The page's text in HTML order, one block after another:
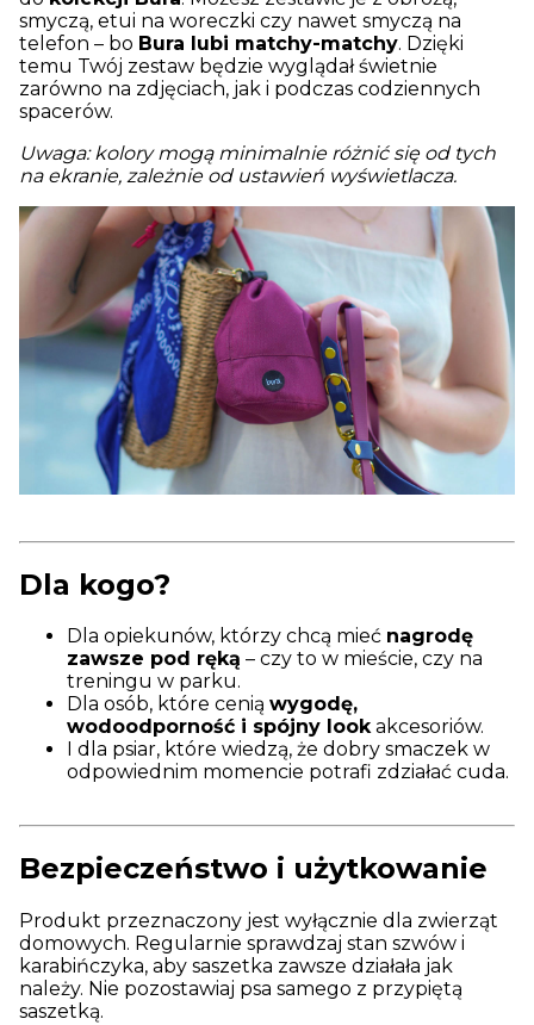
smyczą, etui na woreczki czy nawet smyczą na
telefon – bo Bura lubi matchy-matchy. Dzięki
temu Twój zestaw będzie wyglądał świetnie
zarówno na zdjęciach, jak i podczas codziennych
spacerów.
Uwaga: kolory mogą minimalnie różnić się od tych
na ekranie, zależnie od ustawień wyświetlacza.
Dla kogo?
Dla opiekunów, którzy chcą mieć nagrodę
zawsze pod ręką – czy to w mieście, czy na
treningu w parku.
Dla osób, które cenią wygodę,
wodoodporność i spójny lookakcesoriów.
I dla psiar, które wiedzą, że dobry smaczek w
odpowiednim momencie potrafi zdziałać cuda.
Bezpieczeństwo i użytkowanie
Produkt przeznaczony jest wyłącznie dla zwierząt
domowych. Regularnie sprawdzaj stan szwów i
karabińczyka, aby saszetka zawsze działała jak
należy. Nie pozostawiaj psa samego z przypiętą
saszetką.